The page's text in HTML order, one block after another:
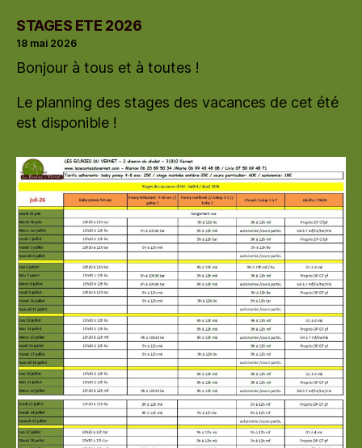
STAGES ETE 2026
18 mai 2026
Bonjour à tous et à toutes !
Le planning des stages des vacances de cet été
est disponible !